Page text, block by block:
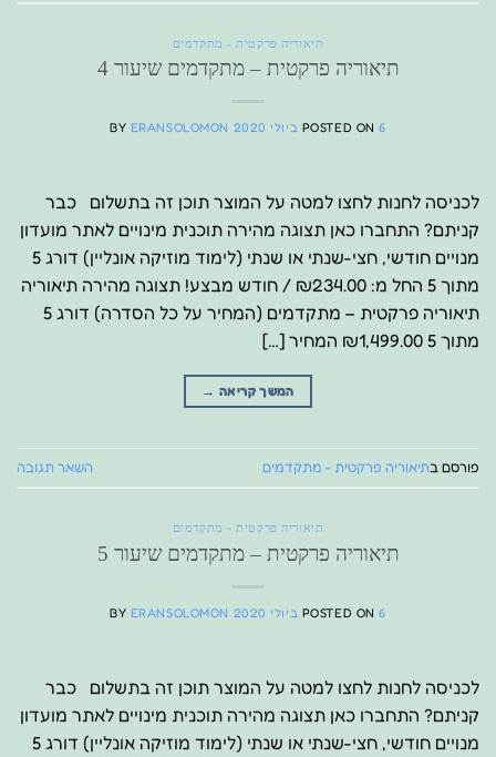
תיאוריה פרקטית - מתקדמים
תיאוריה פרקטית – מתקדמים שיעור 4
POSTED ON6 ביולי 2020 BY ERANSOLOMON
לכניסה לחנות לחצו למטה על המוצר תוכן זה בתשלום כבר
קניתם? התחברו כאן תצוגה מהירה תוכנית מינויים לאתר מועדון
מנויים חודשי, חצי-שנתי או שנתי (לימוד מוזיקה אונליין) דורג 5
מתוך 5 החל מ: ₪234.00 / חודש מבצע! תצוגה מהירה תיאוריה
תיאוריה פרקטית – מתקדמים (המחיר על כל הסדרה) דורג 5
מתוך 5 ₪1,499.00 המחיר […]
המשך קריאה →
פורסם בתיאוריה פרקטית - מתקדמים השאר תגובה
תיאוריה פרקטית - מתקדמים
תיאוריה פרקטית – מתקדמים שיעור 5
POSTED ON6 ביולי 2020 BY ERANSOLOMON
לכניסה לחנות לחצו למטה על המוצר תוכן זה בתשלום כבר
קניתם? התחברו כאן תצוגה מהירה תוכנית מינויים לאתר מועדון
מנויים חודשי, חצי-שנתי או שנתי (לימוד מוזיקה אונליין) דורג 5